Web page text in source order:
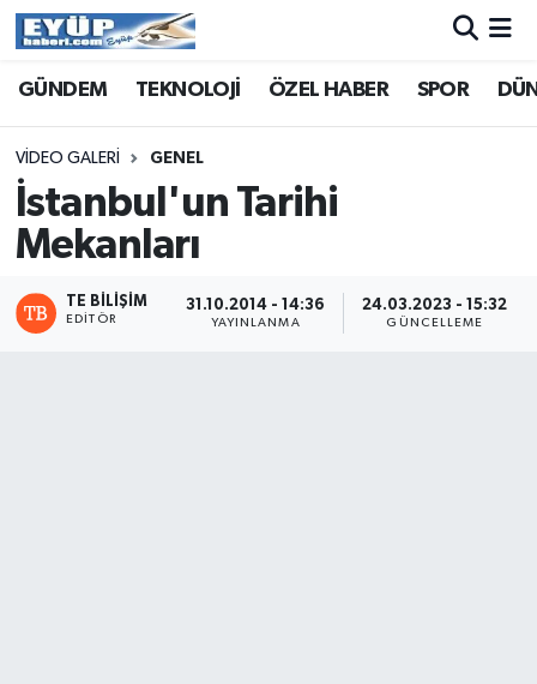
GÜNDEM TEKNOLOJİ ÖZEL HABER SPOR
VIDEO GALERI GENEL
İstanbul'un Tarihi
Mekanları
TE BILIŞIM
EDITÖR
31.10.2014 - 14:36
YAYINLANMA
24.03.2023 - 15:32
GÜNCELLEME